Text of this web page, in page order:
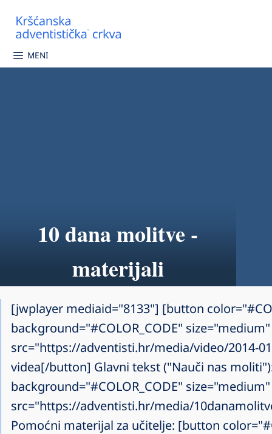
MENI
10 dana molitve -
materijali
[jwplayer mediaid="8133"] [button
background="#COLOR_CODE" size="medium"
src="https://adventisti.hr/media/video/2014-
videa[/button] Glavni tekst ("Nauči nas
background="#COLOR_CODE" size="medium"
src="https://adventisti.hr/media/
Pomoćni materijal za učitelje: [button